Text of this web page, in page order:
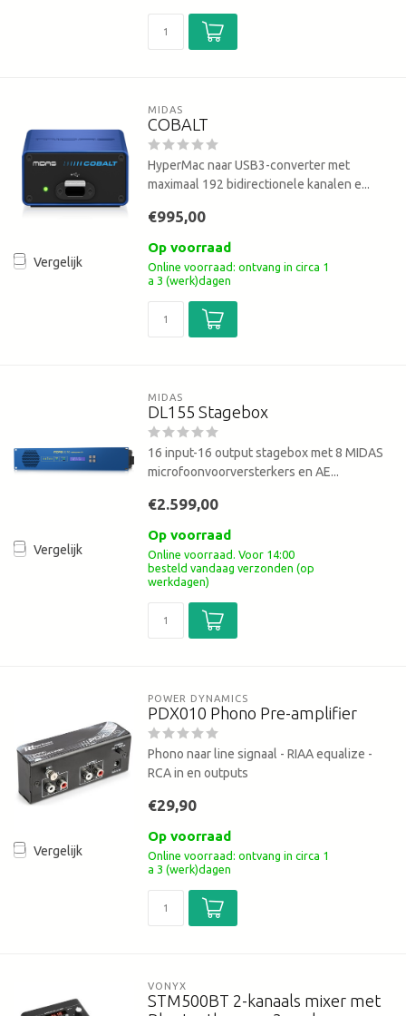
Vergelijk
MIDAS
COBALT
HyperMac naar USB3-converter met
maximaal 192 bidirectionele kanalen e...
€995,00
Op voorraad
Online voorraad: ontvang in circa 1
a 3 (werk)dagen
Vergelijk
MIDAS
DL155 Stagebox
16 input-16 output stagebox met 8 MIDAS
microfoonvoorversterkers en AE...
€2.599,00
Op voorraad
Online voorraad. Voor 14:00
besteld vandaag verzonden (op
werkdagen)
Vergelijk
POWER DYNAMICS
PDX010 Phono Pre-amplifier
Phono naar line signaal - RIAA equalize -
RCA in en outputs
€29,90
Op voorraad
Online voorraad: ontvang in circa 1
a 3 (werk)dagen
VONYX
STM500BT 2-kanaals mixer met